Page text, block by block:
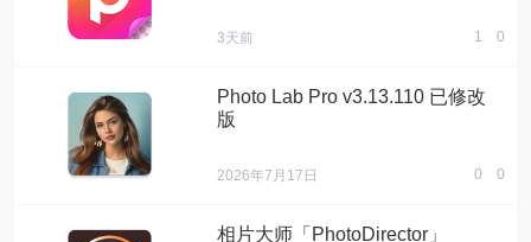
3天前 1 0
Photo Lab Pro v3.13.110 已修改
版
2026年7月17日 0 0
相片大师「PhotoDirector」